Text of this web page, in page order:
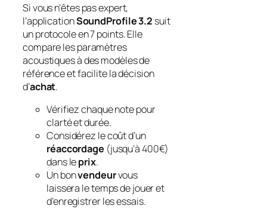
Si vous n’êtes pas expert,
l’applicationSoundProfile 3.2 suit
un protocole en 7 points. Elle
compare les paramètres
acoustiques à des modèles de
référence et facilite la décision
d’achat.
Vérifiez chaque note pour
clarté et durée.
Considérez le coût d’un
réaccordage (jusqu’à 400€)
dans leprix.
Un bonvendeurvous
laissera le temps de jouer et
d’enregistrer les essais.